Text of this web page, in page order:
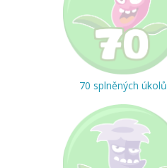
70 splněných úkolů